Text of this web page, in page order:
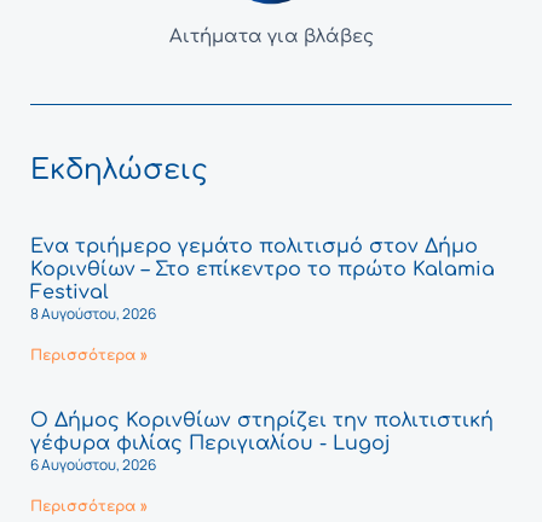
Αιτήματα για βλάβες
Εκδηλώσεις
Ένα τριήμερο γεμάτο πολιτισμό στον Δήμο
Κορινθίων – Στο επίκεντρο το πρώτο Kalamia
Festival
8 Αυγούστου, 2026
Περισσότερα »
Ο Δήμος Κορινθίων στηρίζει την πολιτιστική
γέφυρα φιλίας Περιγιαλίου - Lugoj
6 Αυγούστου, 2026
Περισσότερα »